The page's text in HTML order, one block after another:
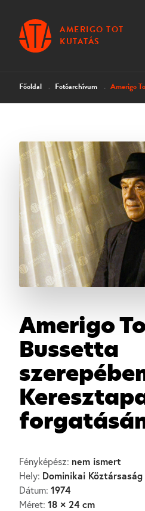
AMERIGO TOT
KUTATÁS
Főoldal Fotóarchívum Amerigo Tot
Amerigo
Bussetta
Fényképész: nem ismert
Hely: Dominikai Köztársaság
Dátum: 1974
Méret: 18 × 24 cm